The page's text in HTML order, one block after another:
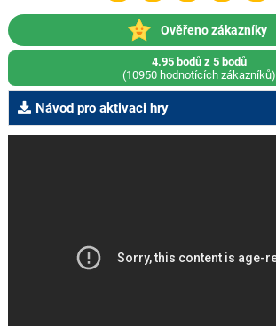
Ověřeno zákazníky
4.95 bodů z 5 bodů
(10950 hodnotících zákazníků)
Návod pro aktivaci hry